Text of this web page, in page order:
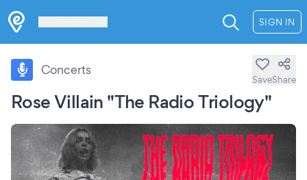
SIGN IN
Rose Villain "The Radio Triology"
Concerts
SaveShare